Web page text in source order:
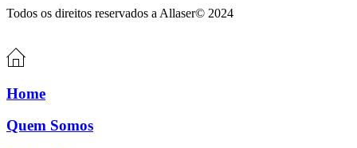
Todos os direitos reservados a Allaser© 2024
Home
Quem Somos